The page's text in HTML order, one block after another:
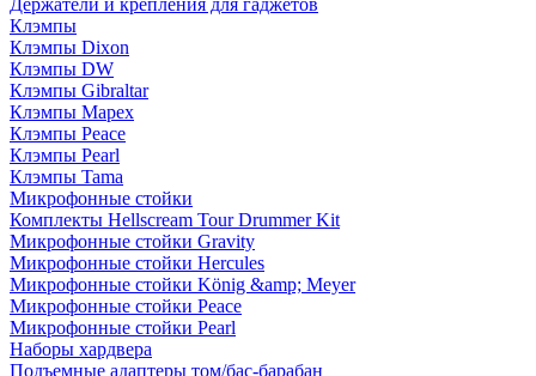
Держатели и крепления для гаджетов
Клэмпы
Клэмпы Dixon
Клэмпы DW
Клэмпы Gibraltar
Клэмпы Mapex
Клэмпы Peace
Клэмпы Pearl
Клэмпы Tama
Микрофонные стойки
Комплекты Hellscream Tour Drummer Kit
Микрофонные стойки Gravity
Микрофонные стойки Hercules
Микрофонные стойки König &amp; Meyer
Микрофонные стойки Peace
Микрофонные стойки Pearl
Наборы хардвера
Подъемные адаптеры том/бас-барабан